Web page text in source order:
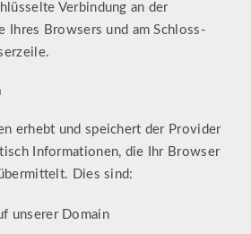
Verbindung an der
Ihres Browsers und am Schloss-
erhebt und speichert der Provider
Informationen, die Ihr Browser
Dies sind:
unserer Domain